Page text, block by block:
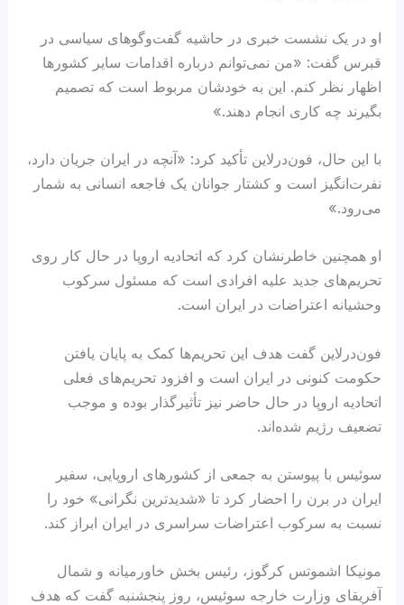
او در یک نشست خبری در حاشیه گفت‌وگوهای سیاسی در
قبرس گفت: «من نمی‌توانم درباره اقدامات سایر کشورها
اظهار نظر کنم. این به خودشان مربوط است که تصمیم
بگیرند چه کاری انجام دهند.»
با این حال، فون‌درلاین تأکید کرد: «آنچه در ایران جریان دارد،
نفرت‌انگیز است و کشتار جوانان یک فاجعه انسانی به شمار
می‌رود.»
او همچنین خاطرنشان کرد که اتحادیه اروپا در حال کار روی
تحریم‌های جدید علیه افرادی است که مسئول سرکوب
وحشیانه اعتراضات در ایران است.
فون‌درلاین گفت هدف این تحریم‌ها کمک به پایان یافتن
حکومت کنونی در ایران است و افزود تحریم‌های فعلی
اتحادیه اروپا در حال حاضر نیز تأثیرگذار بوده و موجب
تضعیف رژیم شده‌اند.
سوئیس با پیوستن به جمعی از کشورهای اروپایی، سفیر
ایران در برن را احضار کرد تا «شدیدترین نگرانی» خود را
نسبت به سرکوب اعتراضات سراسری در ایران ابراز کند.
مونیکا اشموتس کرگوز، رئیس بخش خاورمیانه و شمال
آفریقای وزارت خارجه سوئیس، روز پنجشنبه گفت که هدف